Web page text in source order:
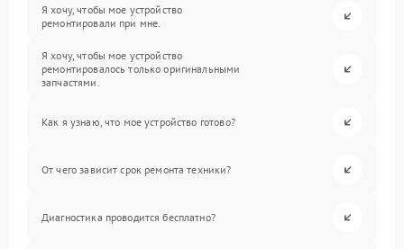
Я хочу, чтобы мое устройство
ремонтировали при мне.
Я хочу, чтобы мое устройство
ремонтировалось только оригинальными
запчастями.
Как я узнаю, что мое устройство готово?
От чего зависит срок ремонта техники?
Диагностика проводится бесплатно?